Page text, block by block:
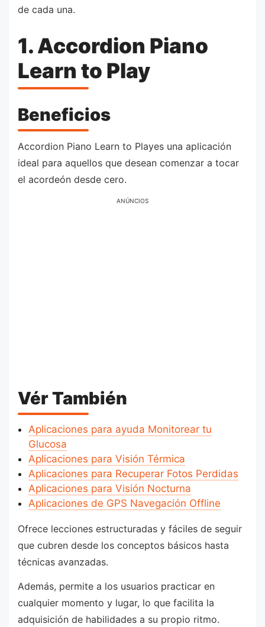
de cada una.
1. Accordion Piano
Learn to Play
Beneficios
Accordion Piano Learn to Playes una aplicación
ideal para aquellos que desean comenzar a tocar
el acordeón desde cero.
ANÚNCIOS
Vér También
Aplicaciones para ayuda Monitorear tu
Glucosa
Aplicaciones para Visión Térmica
Aplicaciones para Recuperar Fotos Perdidas
Aplicaciones para Visión Nocturna
Aplicaciones de GPS Navegación Offline
Ofrece lecciones estructuradas y fáciles de seguir
que cubren desde los conceptos básicos hasta
técnicas avanzadas.
Además, permite a los usuarios practicar en
cualquier momento y lugar, lo que facilita la
adquisición de habilidades a su propio ritmo.